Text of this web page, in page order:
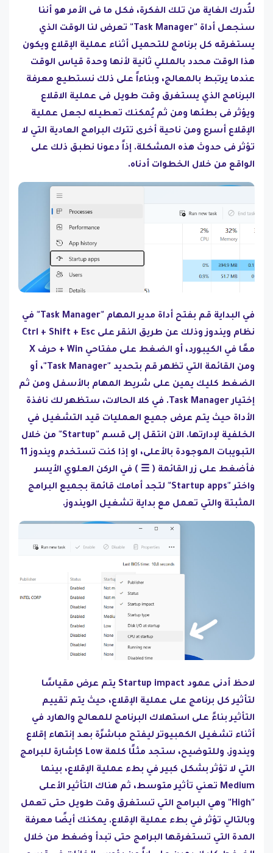
لتُدرك الغاية من تلك الفكرة، فكل ما فى الأمر هو أننا
سنجعل أداة "Task Manager" تعرض لنا الوقت الذي
يستغرقه كل برنامج للتحميل أثناء عملية الإقلاع ويكون
هذا الوقت محدد بالمللي ثانية لأنها وحدة قياس الوقت
عندما يرتبط بالمعالج، وبناءاً على ذلك نستطيع معرفة
البرنامج الذي يستغرق وقت طويل فى عملية الاقلاع
ويؤثر فى بطئها ومن ثم يُمكنك تعطيله لجعل عملية
الإقلاع أسرع ومن ناحية أخرى تترك البرامج العادية التي لا
تؤثر فى حدوث هذه المشكلة. إذاً دعونا نطبق ذلك على
الواقع من خلال الخطوات أدناه.
في البداية قم بفتح أداة مدير المهام "Task Manager" في
نظام ويندوز وذلك عن طريق النقر على Ctrl + Shift + Esc
معًا في الكيبورد، أو الضغط على مفتاحي Win + حرف X
ومن القائمة التي تظهر قم بتحديد "Task Manager"، أو
الضغط كليك يمين على شريط المهام بالأسفل ومن ثم
إختيار Task Manager. في كلا الحالات، ستظهر لك نافذة
الأداة حيث يتم عرض جميع العمليات قيد التشغيل في
الخلفية لإدارتها. الآن انتقل إلى قسم "Startup" من خلال
التبويبات الموجودة بالأعلى، او إذا كنت تستخدم ويندوز 11
فأضغط على زر القائمة ( ☰ ) في الركن العلوي الأيسر
واختر "Startup apps" لتجد أمامك قائمة بجميع البرامج
المثبتة والتي تعمل مع بداية تشغيل الويندوز.
لاحظ أدنى عمود Startup impact يتم عرض مقياسًا
لتأثير كل برنامج على عملية الإقلاع، حيث يتم تقييم
التأثير بناءً على استهلاك البرنامج للمعالج والهارد في
أثناء تشغيل الكمبيوتر ليفتح مباشرًة بعد إنتهاء إقلاع
ويندوز. وللتوضيح، ستجد مثلًا كلمة Low كإشارة للبرامج
التي لا تؤثر بشكل كبير في بطء عملية الإقلاع، بينما
Medium تعني تأثير متوسط، ثم هناك التأثير الأعلى
"High" وهي البرامج التي تستغرق وقت طويل حتى تعمل
وبالتالي تؤثر في بطء عملية الإقلاع. يمكنك أيضًا معرفة
المدة التي تستغرقها البرامج حتى تبدأ وضغط من خلال